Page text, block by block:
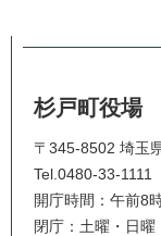
杉戸町役場
〒345-8502 埼玉
Tel.0480-33-1111
開庁時間：午前8
閉庁：土曜・日曜